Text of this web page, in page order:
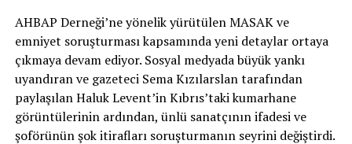
Yetkililer, uygulamanın başarılı olması halinde benzer
düzenlemelerin diğer İsviçre belediyelerinde de
gündeme gelebileceğini belirtiyor.
Sizce bu uygulama tüm İsviçre’de uygulanmalı mı?
Görüşlerinizi yorumlarda paylaşabilirsiniz.
AHBAP Derneği’ne yönelik yürütülen MASAK ve
emniyet soruşturması kapsamında yeni detaylar ortaya
çıkmaya devam ediyor. Sosyal medyada büyük yankı
uyandıran ve gazeteci Sema Kızılarslan tarafından
paylaşılan Haluk Levent’in Kıbrıs’taki kumarhane
görüntülerinin ardından, ünlü sanatçının ifadesi ve
şoförünün şok itirafları soruşturmanın seyrini değiştirdi.